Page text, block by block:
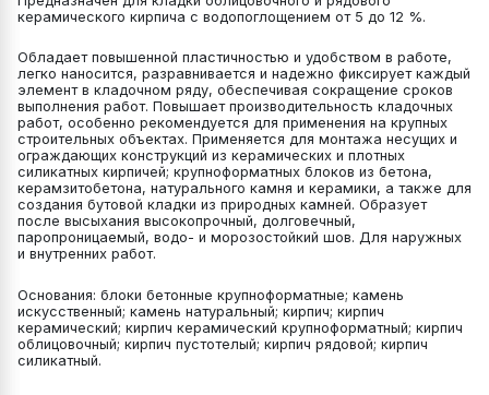
керамического кирпича с водопоглощением от 5 до 12 %.
Обладает повышенной пластичностью и удобством в работе,
легко наносится, разравнивается и надежно фиксирует каждый
элемент в кладочном ряду, обеспечивая сокращение сроков
выполнения работ. Повышает производительность кладочных
работ, особенно рекомендуется для применения на крупных
строительных объектах. Применяется для монтажа несущих и
ограждающих конструкций из керамических и плотных
силикатных кирпичей; крупноформатных блоков из бетона,
керамзитобетона, натурального камня и керамики, а также для
создания бутовой кладки из природных камней. Образует
после высыхания высокопрочный, долговечный,
паропроницаемый, водо- и морозостойкий шов. Для наружных
и внутренних работ.
Основания: блоки бетонные крупноформатные; камень
искусственный; камень натуральный; кирпич; кирпич
керамический; кирпич керамический крупноформатный; кирпич
облицовочный; кирпич пустотелый; кирпич рядовой; кирпич
силикатный.